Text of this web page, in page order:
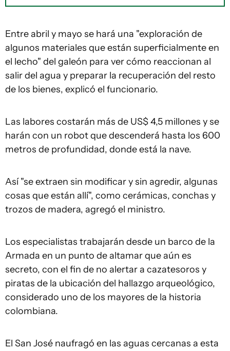
Entre abril y mayo se hará una "exploración de
algunos materiales que están superficialmente en
el lecho" del galeón para ver cómo reaccionan al
salir del agua y preparar la recuperación del resto
de los bienes, explicó el funcionario.
Las labores costarán más de US$ 4,5 millones y se
harán con un robot que descenderá hasta los 600
metros de profundidad, donde está la nave.
Así "se extraen sin modificar y sin agredir, algunas
cosas que están allí", como cerámicas, conchas y
trozos de madera, agregó el ministro.
Los especialistas trabajarán desde un barco de la
Armada en un punto de altamar que aún es
secreto, con el fin de no alertar a cazatesoros y
piratas de la ubicación del hallazgo arqueológico,
considerado uno de los mayores de la historia
colombiana.
El San José naufragó en las aguas cercanas a esta